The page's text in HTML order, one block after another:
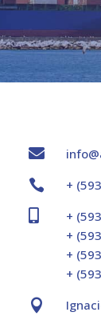


+

+
+
+
+
